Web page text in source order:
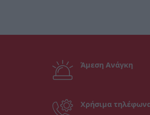
Άμεση Ανάγκη
Χρήσιμα